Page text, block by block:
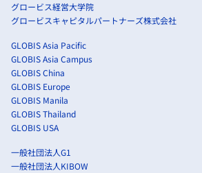
グロービス経営大学院
グロービスキャピタルパートナーズ株式会社
GLOBIS Asia Pacific
GLOBIS Asia Campus
GLOBIS China
GLOBIS Europe
GLOBIS Manila
GLOBIS Thailand
GLOBIS USA
一般社団法人G1
一般社団法人KIBOW